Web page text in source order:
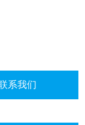
系我们